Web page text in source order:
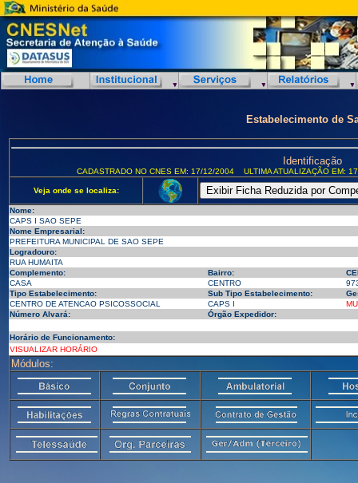
Estabelecimento de
Identificação
CADASTRADO NO CNES EM: 17/12/2004 ULTIMA ATUALIZAÇÃO EM:
Veja onde se localiza:
Nome:
CAPS I SAO SEPE
Nome Empresarial:
PREFEITURA MUNICIPAL DE SAO SEPE
Logradouro:
RUA HUMAITA
Complemento:
Bairro:
CASA
CENTRO
Tipo Estabelecimento:
Sub Tipo Estabelecimento:
CENTRO DE ATENCAO PSICOSSOCIAL
CAPS I
Número Alvará:
Órgão Expedidor:
Horário de Funcionamento:
VISUALIZAR HORÁRIO
Módulos: